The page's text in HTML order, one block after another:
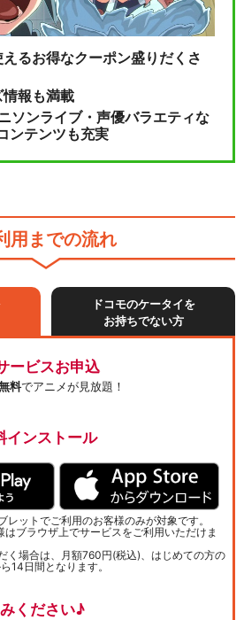
るお得なクーポン盛りだくさ
報も満載
ソンライブ・声優バラエティな
ンテンツも充実
用までの流れ
ドコモのケータイを
お持ちでない方
ービスお申込
料でアニメが見放題！
インストール
レットでご利用のお客様のみが対象です。
はブラウザ上でサービスをご利用いただけま
く場合は、月額760円(税込)、はじめての方の
14日間となります。
ください♪